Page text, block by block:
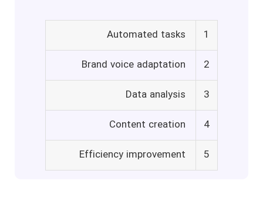
1
Automated tasks
2
Brand voice adaptation
3
Data analysis
4
Content creation
5
Efficiency improvement